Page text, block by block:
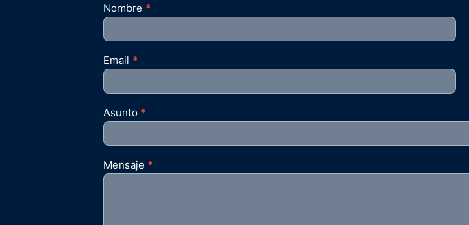
Nombre *
Email *
Asunto *
Mensaje *